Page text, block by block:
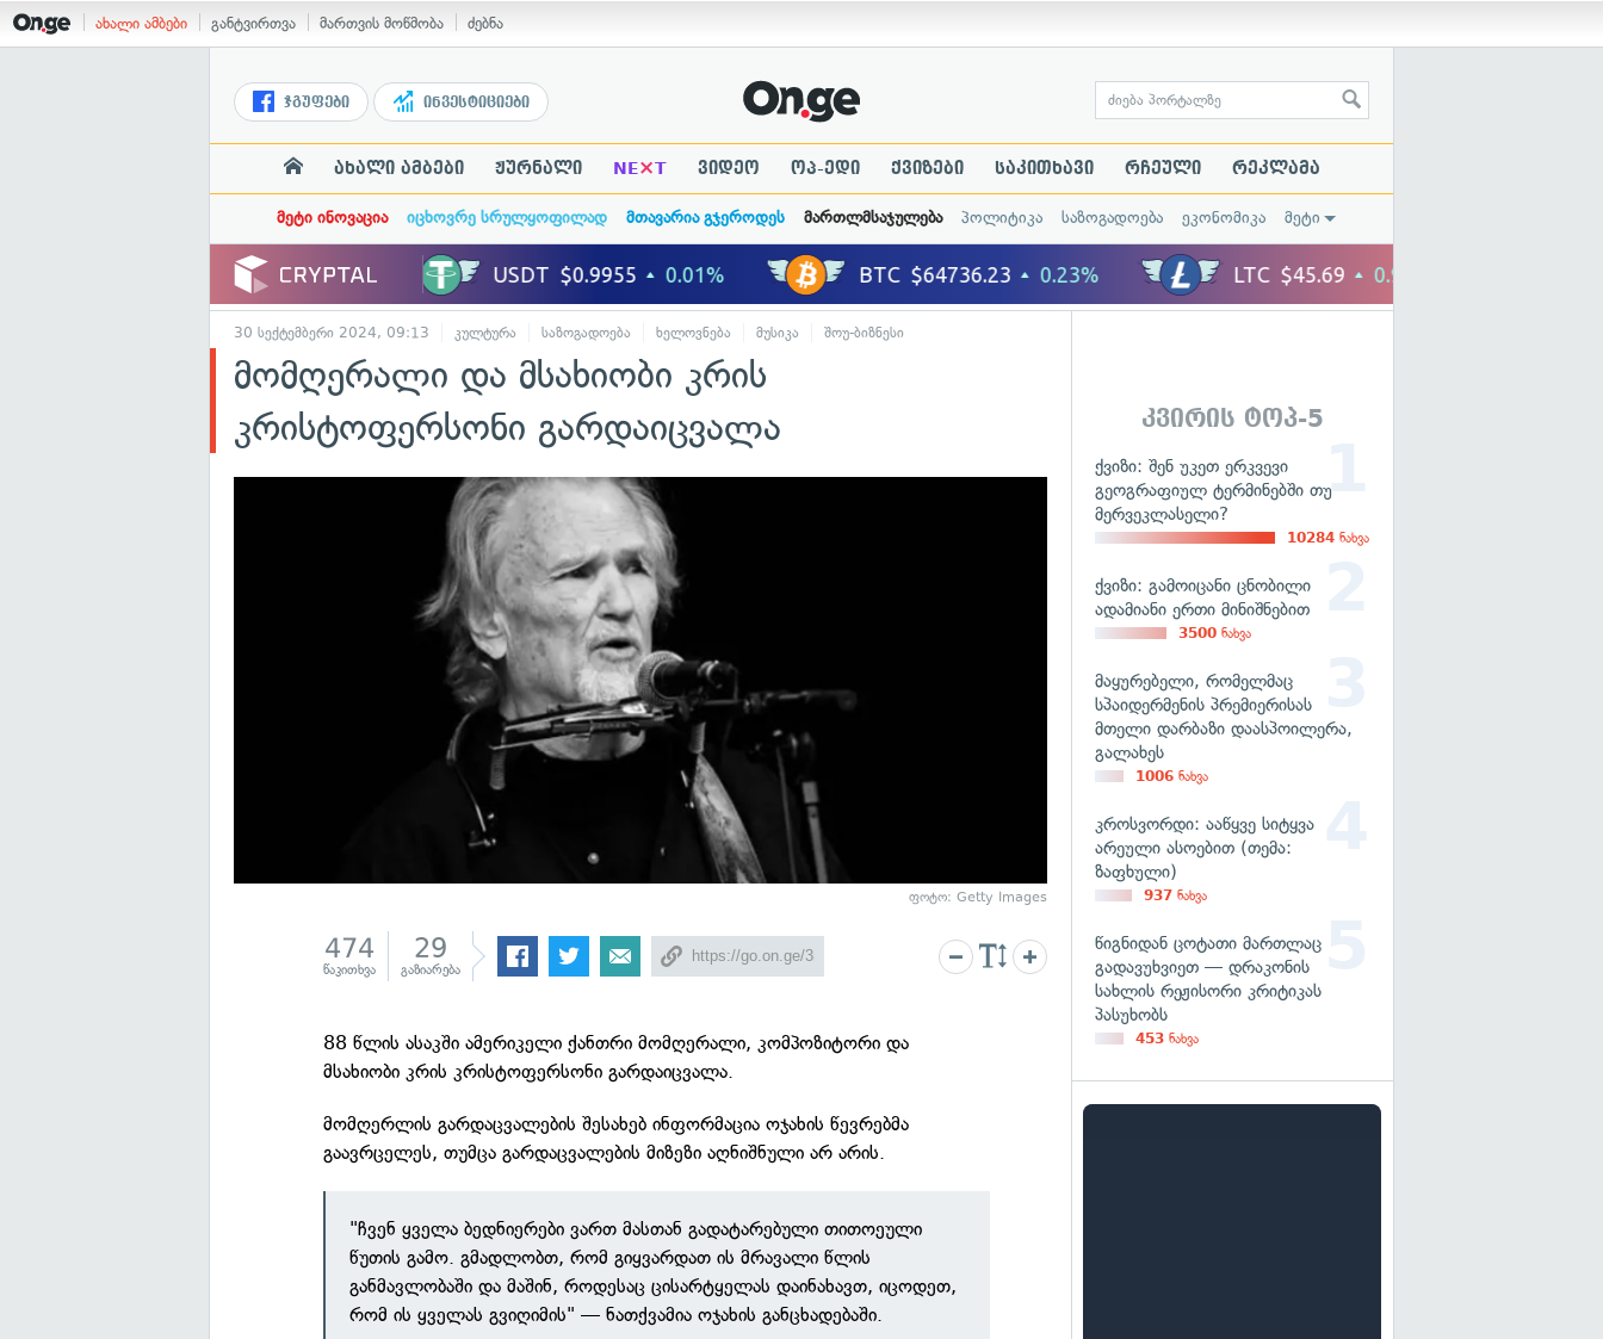
ახალი ამბები განტვირთვა მართვის მოწმობა ძებნა
ჯგუფები ინვესტიციები
ახალი ამბები ჟურნალი NE×T ვიდეო ოპ-ედი ქვიზები საკითხავი რჩეული რეკლამა
მეტი ინოვაცია იცხოვრე სრულყოფილად მთავარია გჯეროდეს მართლმსაჯულება პოლიტიკა საზოგადოება ეკონომიკა მეტი
30 სექტემბერი 2024, 09:13 კულტურა საზოგადოება ხელოვნება მუსიკა შოუ-ბიზნესი
მომღერალი და მსახიობი კრის
კრისტოფერსონი გარდაიცვალა
ფოტო: Getty Images
474
წაკითხვა
29
გაზიარება
88 წლის ასაკში ამერიკელი ქანთრი მომღერალი, კომპოზიტორი და
მსახიობი კრის კრისტოფერსონი გარდაიცვალა.
მომღერლის გარდაცვალების შესახებ ინფორმაცია ოჯახის წევრებმა
გაავრცელეს, თუმცა გარდაცვალების მიზეზი აღნიშნული არ არის.
"ჩვენ ყველა ბედნიერები ვართ მასთან გადატარებული თითოეული
წუთის გამო. გმადლობთ, რომ გიყვარდათ ის მრავალი წლის
განმავლობაში და მაშინ, როდესაც ცისარტყელას დაინახავთ, იცოდეთ,
რომ ის ყველას გვიღიმის" — ნათქვამია ოჯახის განცხადებაში.
კვირის ტოპ-5
ქვიზი: შენ უკეთ ერკვევი
გეოგრაფიულ ტერმინებში თუ
მერვეკლასელი?
10284 ნახვა
ქვიზი: გამოიცანი ცნობილი
ადამიანი ერთი მინიშნებით
3500 ნახვა
მაყურებელი, რომელმაც
სპაიდერმენის პრემიერისას
მთელი დარბაზი დაასპოილერა,
გალახეს
1006 ნახვა
კროსვორდი: ააწყვე სიტყვა
არეული ასოებით (თემა:
ზაფხული)
937 ნახვა
წიგნიდან ცოტათი მართლაც
გადავუხვიეთ — დრაკონის
სახლის რეჟისორი კრიტიკას
პასუხობს
453 ნახვა